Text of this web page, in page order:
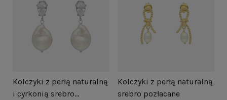
Kolczyki z perłą naturalną
i cyrkonią srebro
Kolczyki z perłą naturalną
srebro pozłacane